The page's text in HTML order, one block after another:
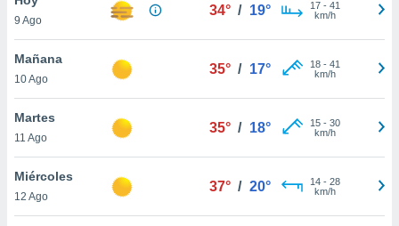
en
más
nuestra
de
9 Ago
34° / 19° 17- 41
km/h
Mañana
10 Ago
35° / 17° 18- 41
km/h
Martes
11 Ago
35° / 18° 15- 30
km/h
Miércoles
12 Ago
37° / 20° 14- 28
km/h